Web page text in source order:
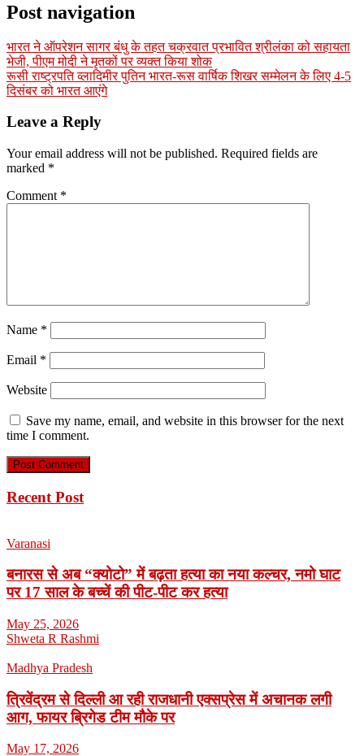
Post navigation
भारत ने ऑपरेशन सागर बंधु के तहत चक्रवात प्रभावित श्रीलंका को सहायता
भेजी, पीएम मोदी ने मृतकों पर व्यक्त किया शोक
रूसी राष्ट्रपति व्लादिमीर पुतिन भारत-रूस वार्षिक शिखर सम्मेलन के लिए 4-5
दिसंबर को भारत आएंगे
Leave a Reply
Your email address will not be published. Required fields are
marked *
Comment *
Name *
Email *
Website
Save my name, email, and website in this browser for the next
time I comment.
Recent Post
Varanasi
बनारस से अब “क्योटो” में बढ़ता हत्या का नया कल्चर, नमो घाट
पर 17 साल के बच्चें की पीट-पीट कर हत्या
May 25, 2026
Shweta R Rashmi
Madhya Pradesh
त्रिवेंद्रम से दिल्ली आ रही राजधानी एक्सप्रेस में अचानक लगी
आग, फायर ब्रिगेड टीम मौके पर
May 17, 2026